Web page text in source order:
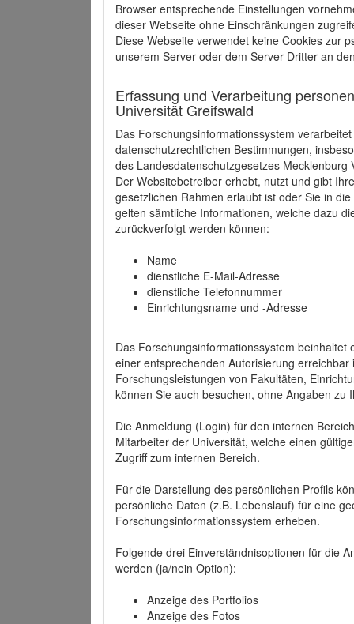
Browser entsprechende Einstellungen
dieser Webseite ohne Einschränkungen
Diese Webseite verwendet keine Cookies zur
unserem Server oder dem Server Dritter an
Erfassung und Verarbeitung
Universität Greifswald
Das Forschungsinformationssystem
datenschutzrechtlichen Bestimmungen,
des Landesdatenschutzgesetzes
Der Websitebetreiber erhebt, nutzt und gibt
gesetzlichen Rahmen erlaubt ist oder Sie in
gelten sämtliche Informationen, welche dazu
zurückverfolgt werden können:
Name
dienstliche E-Mail-Adresse
dienstliche Telefonnummer
Einrichtungsname und -Adresse
Das Forschungsinformationssystem beinhaltet
einer entsprechenden Autorisierung
Forschungsleistungen von Fakultäten,
können Sie auch besuchen, ohne Angaben zu
Die Anmeldung (Login) für den internen
Mitarbeiter der Universität, welche einen
Zugriff zum internen Bereich.
Für die Darstellung des persönlichen Profils
persönliche Daten (z.B. Lebenslauf) für eine
Forschungsinformationssystem erheben.
Folgende drei Einverständnisoptionen für die
werden (ja/nein Option):
Anzeige des Portfolios
Anzeige des Fotos